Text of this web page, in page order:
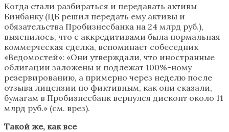
Когда стали разбираться и передавать активы
Бинбанку (ЦБ решил передать ему активы и
обязательства Пробизнесбанка на 24 млрд руб.),
выяснилось, что с аккредитивами была нормальная
коммерческая сделка, вспоминает собеседник
«Ведомостей»: «Они утверждали, что иностранные
облигации заложены и подлежат 100%-ному
резервированию, а примерно через неделю после
отзыва лицензии по фиктивным, как они сказали,
бумагам в Пробизнесбанк вернулся дисконт около 11
млрд руб.» (см. врез).
Такой же, как все